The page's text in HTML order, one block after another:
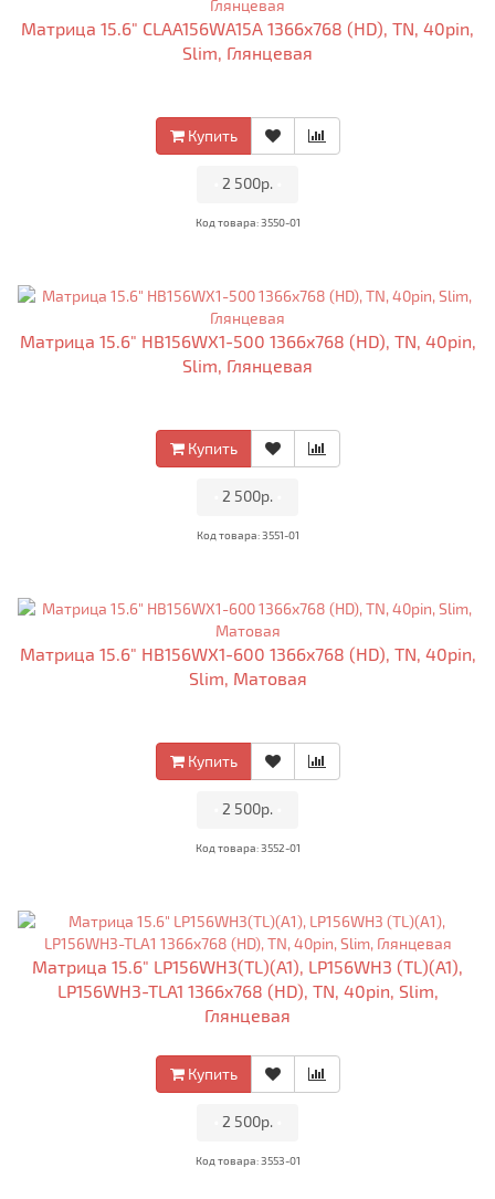
Матрица 15.6" CLAA156WA15A 1366x768 (HD), TN, 40pin,
Slim, Глянцевая
Купить
2 500р.
Код товара: 3550-01
Матрица 15.6" HB156WX1-500 1366x768 (HD), TN, 40pin,
Slim, Глянцевая
Купить
2 500р.
Код товара: 3551-01
Матрица 15.6" HB156WX1-600 1366x768 (HD), TN, 40pin,
Slim, Матовая
Купить
2 500р.
Код товара: 3552-01
Матрица 15.6" LP156WH3(TL)(A1), LP156WH3 (TL)(A1),
LP156WH3-TLA1 1366x768 (HD), TN, 40pin, Slim,
Глянцевая
Купить
2 500р.
Код товара: 3553-01